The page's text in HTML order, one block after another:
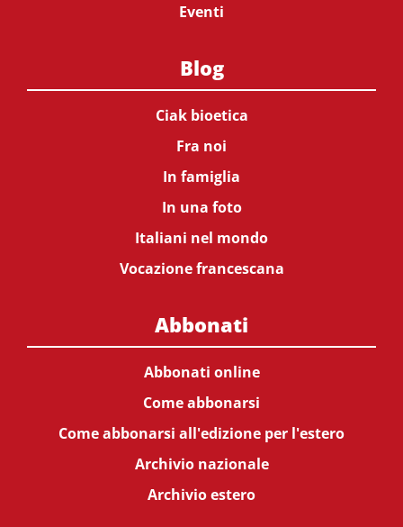
Eventi
Blog
Ciak bioetica
Fra noi
In famiglia
In una foto
Italiani nel mondo
Vocazione francescana
Abbonati
Abbonati online
Come abbonarsi
Come abbonarsi all'edizione per l'estero
Archivio nazionale
Archivio estero